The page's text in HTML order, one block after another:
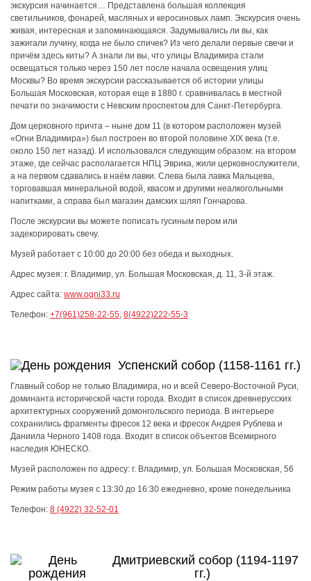
экскурсия начинается… Представлена большая коллекция
светильников, фонарей, масляных и керосиновых ламп. Экскурсия очень
живая, интересная и запоминающаяся. Задумывались ли вы, как
зажигали лучину, когда не было спичек? Из чего делали первые свечи и
причём здесь киты? А знали ли вы, что улицы Владимира стали
освещаться только через 150 лет после начала освещения улиц
Москвы? Во время экскурсии рассказывается об истории улицы
Большая Московская, которая еще в 1880 г. сравнивалась в местной
печати по значимости с Невским проспектом для Санкт-Петербурга.
Дом церковного причта – ныне дом 11 (в котором расположен музей
«Огни Владимира») был построен во второй половине XIX века (т.е.
около 150 лет назад). И использовался следующим образом: на втором
этаже, где сейчас располагается НПЦ Эврика, жили церковнослужители,
а на первом сдавались в наём лавки. Слева была лавка Мальцева,
торговавшая минеральной водой, квасом и другими неалкогольными
напитками, а справа был магазин дамских шляп Гончарова.
После экскурсии вы можете пописать гусиным пером или
задекорировать свечу.
Музей работает с 10:00 до 20:00 без обеда и выходных.
Адрес музея: г. Владимир, ул. Большая Московская, д. 11, 3-й этаж.
Адрес сайта: www.ogni33.ru
Телефон: +7(961)258-22-55, 8(4922)222-55-3
Успенский собор (1158-1161 гг.)
Главный собор не только Владимира, но и всей Северо-Восточной Руси,
доминанта исторической части города. Входит в список древнерусских
архитектурных сооружений домонгольского периода. В интерьере
сохранились фрагменты фресок 12 века и фресок Андрея Рублева и
Даниила Черного 1408 года. Входит в список объектов Всемирного
наследия ЮНЕСКО.
Музей расположен по адресу: г. Владимир, ул. Большая Московская, 56
Режим работы музея с 13:30 до 16:30 ежедневно, кроме понедельника
Телефон: 8 (4922) 32-52-01
Дмитриевский собор (1194-1197
гг.)